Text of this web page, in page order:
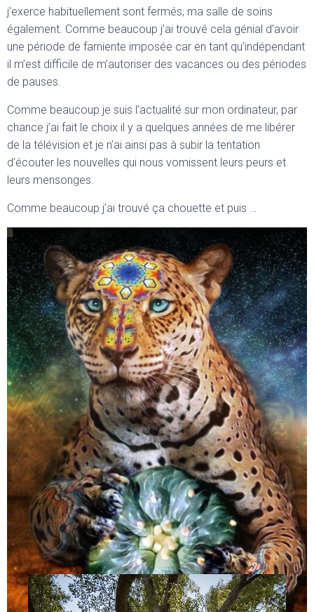
j’exerce habituellement sont fermés, ma salle de soins
également. Comme beaucoup j’ai trouvé cela génial d’avoir
une période de farniente imposée car en tant qu’indépendant
il m’est difficile de m’autoriser des vacances ou des périodes
de pauses.
Comme beaucoup je suis l’actualité sur mon ordinateur, par
chance j’ai fait le choix il y a quelques années de me libérer
de la télévision et je n’ai ainsi pas à subir la tentation
d’écouter les nouvelles qui nous vomissent leurs peurs et
leurs mensonges.
Comme beaucoup j’ai trouvé ça chouette et puis …